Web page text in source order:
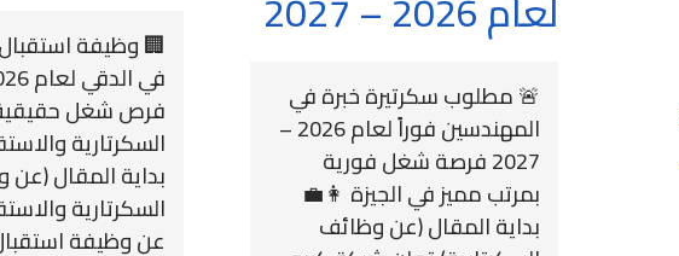
🚨 مطلوب سكرتيرة خبرة في
المهندسين فوراً لعام 2026 –
2027 فرصة شغل فورية
بمرتب مميز في الجيزة 👩‍💼
بداية المقال (عن وظائف
🏢 وظيفة
فرص شغل حقيقية
السكرتارية
بداية المقال
السكرتارية
عن وظيفة